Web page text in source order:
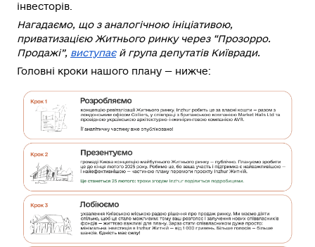
інвесторів.
Нагадаємо, що з аналогічною ініціативою,
приватизацією Житнього ринку через “Прозорро.
Продажі”, виступаєй група депутатів Київради.
Головні кроки нашого плану — нижче: